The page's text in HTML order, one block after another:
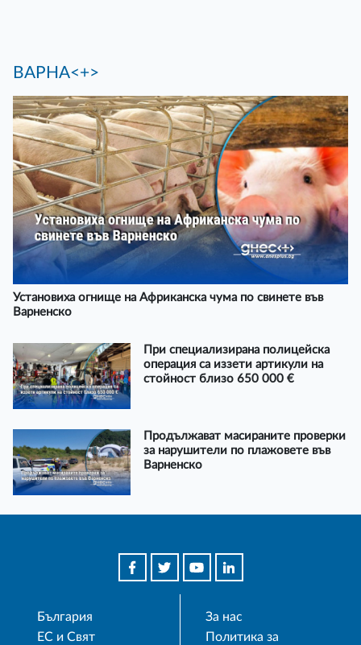
ВАРНА<+>
Установиха огнище на Африканска чума по свинете във
Варненско
При специализирана полицейска
операция са иззети артикули на
стойност близо 650 000 €
Продължават масираните проверки
за нарушители по плажовете във
Варненско
България
ЕС и Свят
За нас
Политика за